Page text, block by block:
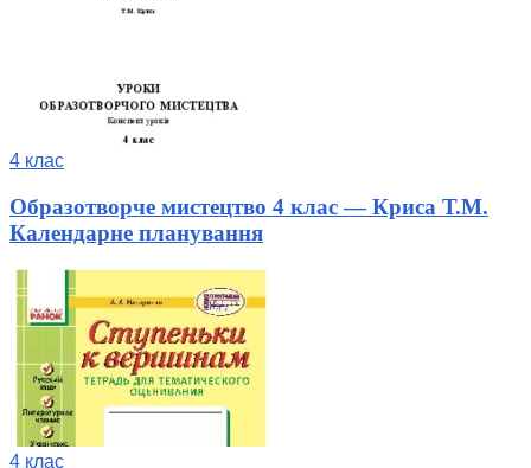
4 клас
Образотворче мистецтво 4 клас — Криса Т.М.
Календарне планування
4 клас